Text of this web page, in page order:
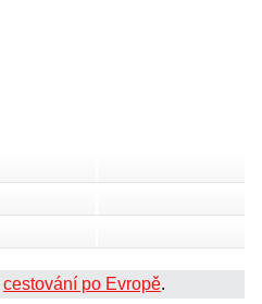
cestování po Evropě.